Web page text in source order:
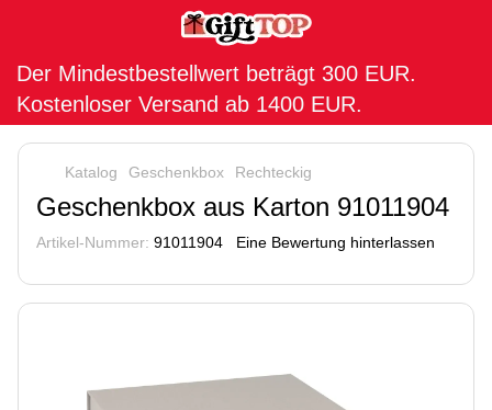
Der Mindestbestellwert beträgt 300 EUR.
Kostenloser Versand ab 1400 EUR.
Katalog Geschenkbox Rechteckig
Geschenkbox aus Karton 91011904
Artikel-Nummer: 91011904 Eine Bewertung hinterlassen